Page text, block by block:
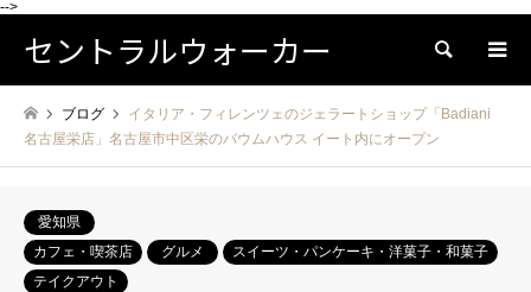
-->
セントラルウォーカー 検索
ブログ
イタリア・フィレンツェのジェラートショップ「Badiani
名古屋栄店」名古屋市中区栄のバウムハウス イート内にオープン
愛知県
カフェ・喫茶店
グルメ
スイーツ・パンケーキ・洋菓子・和菓子
テイクアウト